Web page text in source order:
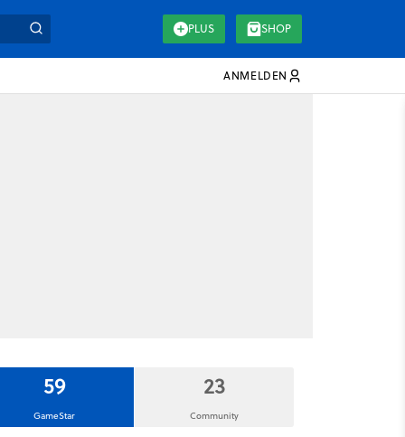
PLUS SHOP
ANMELDEN
59
GameStar
23
Community